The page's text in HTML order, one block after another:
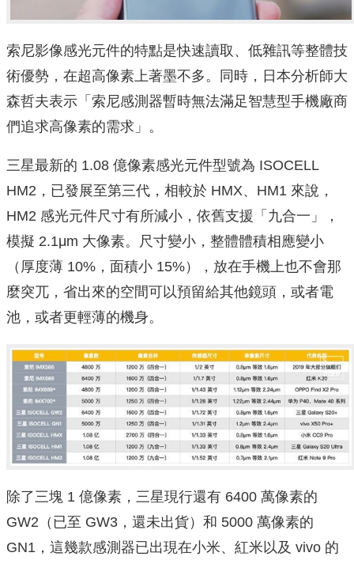
索尼影像感光元件的特點是快速讀取、低雜訊等整體技
術優勢，在超高像素上著墨不多。同時，日本分析師大
森哲夫表示「索尼感測器暫時無法滿足智慧型手機廠商
們追求高像素的需求」。
三星最新的 1.08 億像素感光元件型號為 ISOCELL
HM2，已發展至第三代，相較於 HMX、HM1 來說，
HM2 感光元件尺寸有所減小，依舊支援「九合一」，
模擬 2.1μm 大像素。尺寸變小，整體體積相應變小
（厚度薄 10%，面積小 15%），放在手機上也不會那
麼突兀，省出來的空間可以預留給其他鏡頭，或者電
池，或者更輕薄的機身。
除了三塊 1 億像素，三星現行還有 6400 萬像素的
GW2（已至 GW3，還未出貨）和 5000 萬像素的
GN1，這幾款感測器已出現在小米、紅米以及 vivo 的